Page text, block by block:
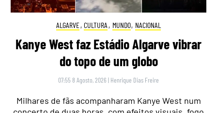
ALGARVE, CULTURA , MUNDO, NACIONAL
Kanye West faz Estádio Algarve vibrar
do topo de um globo
07:55 8 Agosto, 2026 | Henrique Dias Freire
Milhares de fãs acompanharam Kanye West num